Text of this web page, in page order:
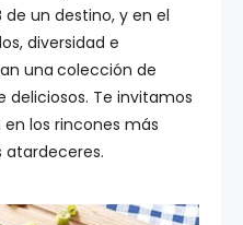
un destino, y en el
diversidad e
una colección de
Te invitamos
los rincones más
atardeceres.